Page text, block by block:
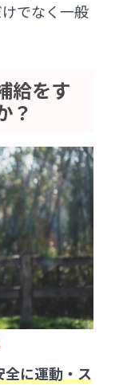
でなく一般
給をす
？
全に運動・ス